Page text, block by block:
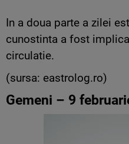
In a doua parte a zilei
cunostinta a fost
circulatie.
(sursa: eastrolog.ro)
Gemeni – 9